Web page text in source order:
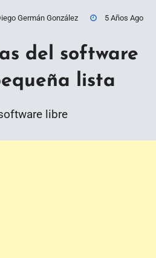
Germán González 5 Años Ago
del software
lista